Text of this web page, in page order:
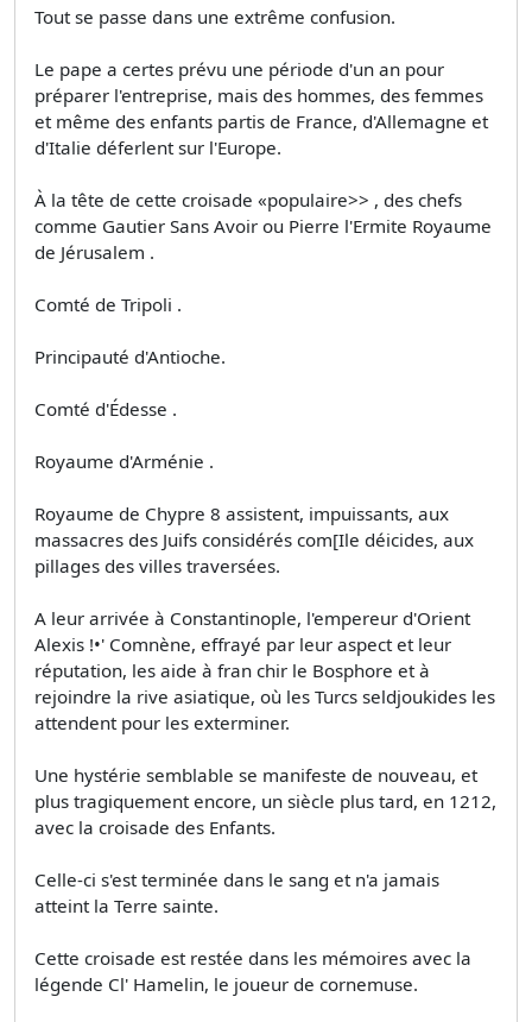
Tout se passe dans une extrême confusion.
Le pape a certes prévu une période d'un an pour
préparer l'entreprise, mais des hommes, des femmes
et même des enfants partis de France, d'Allemagne et
d'Italie déferlent sur l'Europe.
À la tête de cette croisade «populaire>> , des chefs
comme Gautier Sans Avoir ou Pierre l'Ermite Royaume
de Jérusalem .
Comté de Tripoli .
Principauté d'Antioche.
Comté d'Édesse .
Royaume d'Arménie .
Royaume de Chypre 8 assistent, impuissants, aux
massacres des Juifs considérés com[Ile déicides, aux
pillages des villes traversées.
A leur arrivée à Constantinople, l'empereur d'Orient
Alexis !•' Comnène, effrayé par leur aspect et leur
réputation, les aide à fran­ chir le Bosphore et à
rejoindre la rive asiatique, où les Turcs seldjoukides les
attendent pour les exterminer.
Une hystérie semblable se manifeste de nouveau, et
plus tragiquement encore, un siècle plus tard, en 1212,
avec la croisade des Enfants.
Celle-ci s'est terminée dans le sang et n'a jamais
atteint la Terre sainte.
Cette croisade est restée dans les mémoires avec la
légende Cl' Hamelin, le joueur de cornemuse.